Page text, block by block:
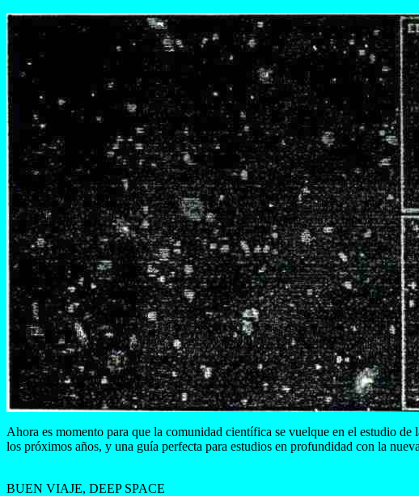
Ahora es momento para que la comunidad científica se vuelque en el estudio
los próximos años, y una guía perfecta para estudios en profundidad con la
BUEN VIAJE, DEEP SPACE